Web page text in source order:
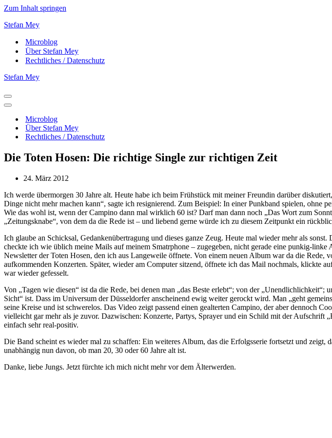
Zum Inhalt springen
Stefan Mey
Microblog
Über Stefan Mey
Rechtliches / Datenschutz
Stefan Mey
Navigationsmenü
Navigationsmenü
Microblog
Über Stefan Mey
Rechtliches / Datenschutz
Die Toten Hosen: Die richtige Single zur richtigen Zeit
24. März 2012
Ich werde übermorgen 30 Jahre alt. Heute habe ich beim Frühstück mit meiner Freundin darüber
Dinge nicht mehr machen kann“, sagte ich resignierend. Zum Beispiel: In einer Punkband spielen, ohne
Wie das wohl ist, wenn der Campino dann mal wirklich 60 ist? Darf man dann noch „Das Wort zum
„Zeitungsknabe“, von dem da die Rede ist – und liebend gerne würde ich zu diesem Zeitpunkt ein
Ich glaube an Schicksal, Gedankenübertragung und dieses ganze Zeug. Heute mal wieder mehr als sonst.
checkte ich wie üblich meine Mails auf meinem Smatrphone – zugegeben, nicht gerade eine punkig-
Newsletter der Toten Hosen, den ich aus Langeweile öffnete. Von einem neuen Album war da die Rede,
aufkommenden Konzerten. Später, wieder am Computer sitzend, öffnete ich das Mail nochmals, klickte
war wieder gefesselt.
Von „Tagen wie diesen“ ist da die Rede, bei denen man „das Beste erlebt“; von der „Unendlichlichkeit“;
Sicht“ ist. Dass im Universum der Düsseldorfer anscheinend ewig weiter gerockt wird. Man „geht
seine Kreise und ist schwerelos. Das Video zeigt passend einen gealterten Campino, der aber dennoch
vielleicht gar mehr als je zuvor. Dazwischen: Konzerte, Partys, Sprayer und ein Schild mit der Aufschrift
einfach sehr real-positiv.
Die Band scheint es wieder mal zu schaffen: Ein weiteres Album, das die Erfolgsserie fortsetzt und zeigt,
unabhängig nun davon, ob man 20, 30 oder 60 Jahre alt ist.
Danke, liebe Jungs. Jetzt fürchte ich mich nicht mehr vor dem Älterwerden.